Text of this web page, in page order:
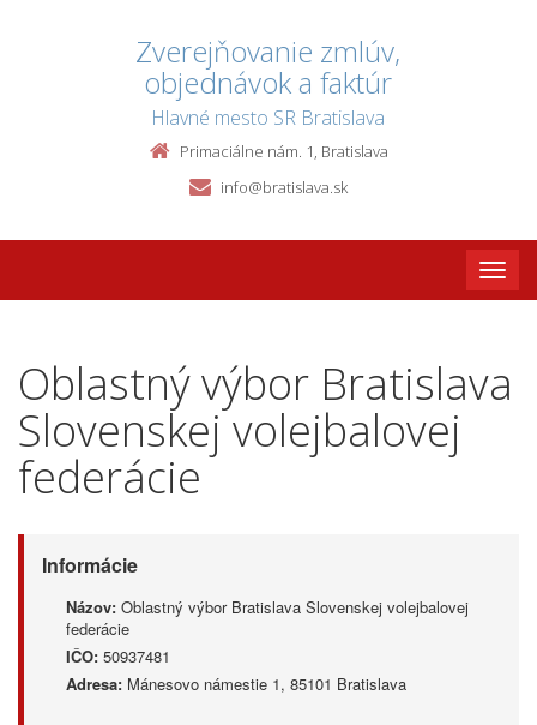
Zverejňovanie zmlúv,
objednávok a faktúr
Hlavné mesto SR Bratislava
Primaciálne nám. 1, Bratislava
info@bratislava.sk
Toggle
Oblastný výbor Bratislava
Slovenskej volejbalovej
federácie
Informácie
Názov: Oblastný výbor Bratislava Slovenskej volejbalovej
federácie
IČO: 50937481
Adresa: Mánesovo námestie 1, 85101 Bratislava